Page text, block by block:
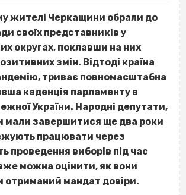
жителі Черкащини обрали до
своїх представників у
округах, поклавши на них
змін. Відтоді країна
триває повномасштабна
каденція парламенту в
України. Народні депутати,
мали завершитися ще два роки
працювати через
проведення виборів під час
вже можна оцінити, як вони
отриманий мандат довіри.